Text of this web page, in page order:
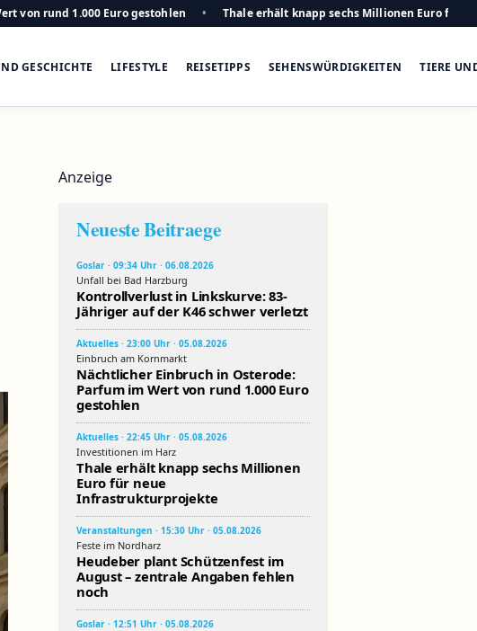
von rund 1.000 Euro gestohlen Thale erhält knapp sechs Millionen Euro für
GESCHICHTE LIFESTYLE REISETIPPS SEHENSWÜRDIGKEITEN TIERE
Anzeige
Neueste Beitraege
Goslar · 09:34 Uhr · 06.08.2026
Unfall bei Bad Harzburg
Kontrollverlust in Linkskurve: 83-
Jähriger auf der K46 schwer verletzt
Aktuelles · 23:00 Uhr · 05.08.2026
Einbruch am Kornmarkt
Nächtlicher Einbruch in Osterode:
Parfum im Wert von rund 1.000 Euro
gestohlen
Aktuelles · 22:45 Uhr · 05.08.2026
Investitionen im Harz
Thale erhält knapp sechs Millionen
Euro für neue
Infrastrukturprojekte
Veranstaltungen · 15:30 Uhr · 05.08.2026
Feste im Nordharz
Heudeber plant Schützenfest im
August – zentrale Angaben fehlen
noch
Goslar · 12:51 Uhr · 05.08.2026